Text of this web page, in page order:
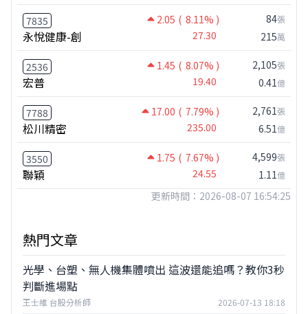
7835 2.05 ( 8.11% )
永悅健康-創 27.30
84張
215萬
2536 1.45 ( 8.07% )
宏普 19.40
2,105張
0.41億
7788 17.00 ( 7.79% )
松川精密 235.00
2,761張
6.51億
3550 1.75 ( 7.67% )
聯穎 24.55
4,599張
1.11億
更新時間：2026-08-07 16:54:25
熱門文章
光學、台塑、無人機集體噴出 這波還能追嗎？教你3秒
判斷進場點
王士維 台股分析師 2026-07-13 18:18